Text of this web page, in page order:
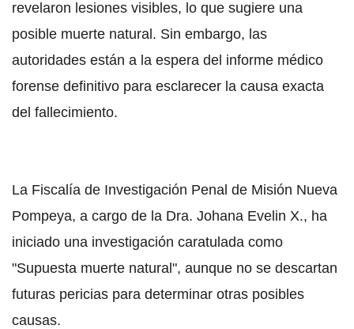
revelaron lesiones visibles, lo que sugiere una
posible muerte natural. Sin embargo, las
autoridades están a la espera del informe médico
forense definitivo para esclarecer la causa exacta
del fallecimiento.
La Fiscalía de Investigación Penal de Misión Nueva
Pompeya, a cargo de la Dra. Johana Evelin X., ha
iniciado una investigación caratulada como
"Supuesta muerte natural", aunque no se descartan
futuras pericias para determinar otras posibles
causas.